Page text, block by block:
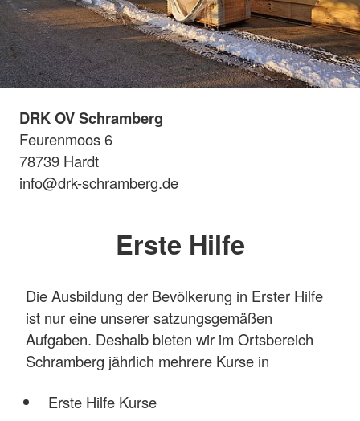
DRK OV Schramberg
Feurenmoos 6
78739 Hardt
info@drk-schramberg.de
Erste Hilfe
Die Ausbildung der Bevölkerung in Erster Hilfe
ist nur eine unserer satzungsgemäßen
Aufgaben. Deshalb bieten wir im Ortsbereich
Schramberg jährlich mehrere Kurse in
Erste Hilfe Kurse